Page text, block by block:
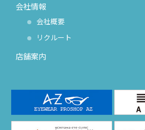
会社情報
会社概要
リクルート
店舗案内